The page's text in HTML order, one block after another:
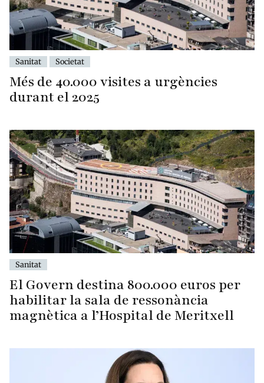
Sanitat Societat
Més de 40.000 visites a urgències
durant el 2025
Sanitat
El Govern destina 800.000 euros per
habilitar la sala de ressonància
magnètica a l’Hospital de Meritxell